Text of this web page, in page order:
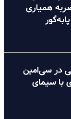
همیاری
در سی‌امین
با سیمای